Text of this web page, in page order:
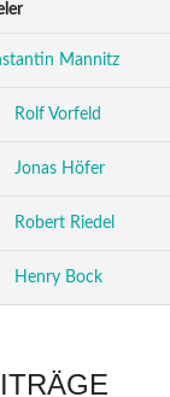
Mannitz
Rolf Vorfeld
Jonas Höfer
Robert Riedel
Henry Bock